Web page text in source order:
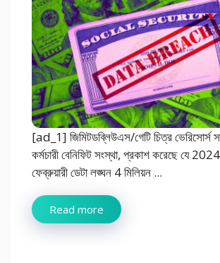
[ad_1] জিমিটডব্লিউএস/গেটি চিত্র ভেরিসোর্স
কর্মচারী বেনিফিট সংস্থা, প্রকাশ করেছে যে
ফেব্রুয়ারী ডেটা লঙ্ঘন 4 মিলিয়ন ...
Read more